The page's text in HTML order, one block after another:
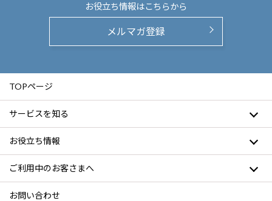
お役立ち情報はこちらから
メルマガ登録
TOPページ
サービスを知る
お役立ち情報
ご利用中のお客さまへ
お問い合わせ